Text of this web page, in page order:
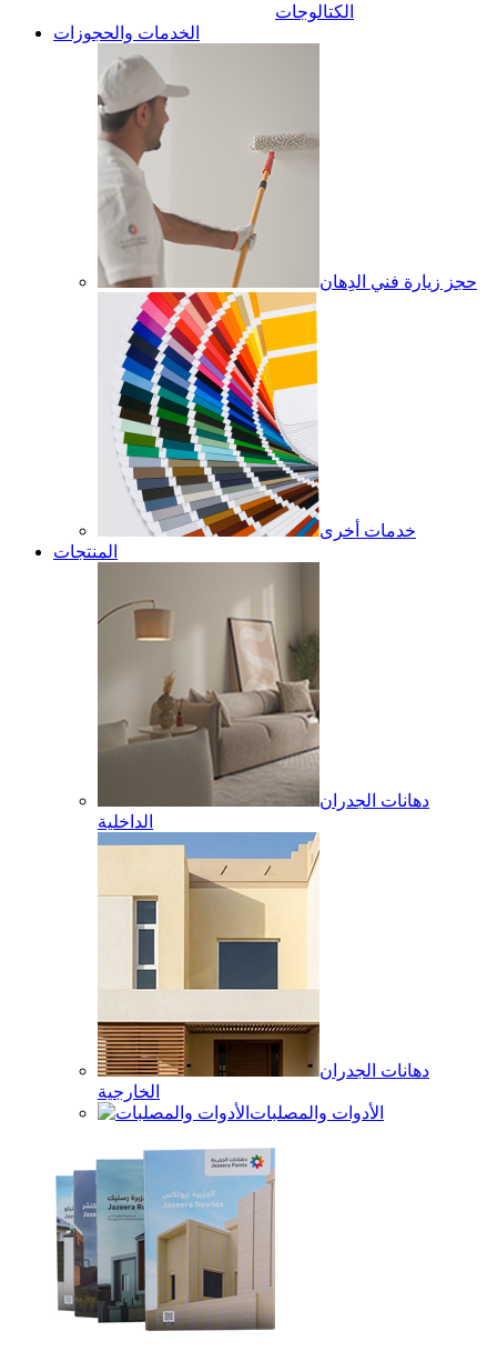
الكتالوجات
الخدمات والحجوزات
حجز زيارة فني الدِهان
خدمات أخرى
المنتجات
دهانات الجدران
الداخلية
دهانات الجدران
الخارجية
الأدوات والمصلبات